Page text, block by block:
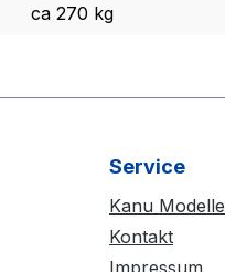
ca 270 kg
Service
Kanu Modelle
Kontakt